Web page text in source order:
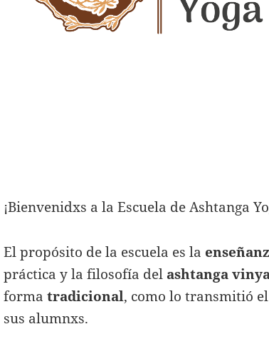
¡Bienvenidxs a la Escuela de Ashtanga
El propósito de la escuela es la
práctica y la filosofía del ashtanga
formatradicional, como lo transmitió
sus alumnxs.